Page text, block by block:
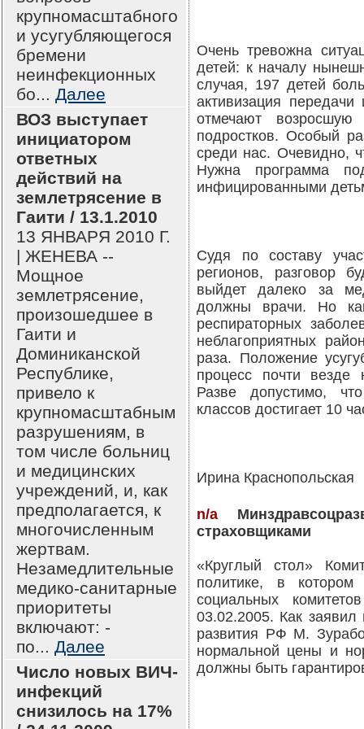
крупномасштабного
и усугубляющегося
бремени
неинфекционных
бо... Далее
ВОЗ выступает
инициатором
ответных
действий на
землетрясение в
Гаити / 13.1.2010
13 ЯНВАРЯ 2010 Г.
| ЖЕНЕВА --
Мощное
землетрясение,
произошедшее в
Гаити и
Доминиканской
Республике,
привело к
крупномасштабным
разрушениям, в
том числе больниц
и медицинских
учреждений, и, как
предполагается, к
многочисленным
жертвам.
Незамедлительные
медико-санитарные
приоритеты
включают: -
по... Далее
Число новых ВИЧ-
инфекций
снизилось на 17%
Очень тревожна
детей: к началу
случая, 197 детей
активизация
отмечают возросшую
подростков. Особый
среди нас. Очевидно,
Нужна программа
инфицированными
Судя по составу
регионов, разговор
выйдет далеко за
должны врачи. Но
респираторных
неблагоприятных
раза. Положение
процесс почти везде
Разве допустимо,
классов достигает 10
Ирина Краснопольская
n/a
страховщиками
«Круглый стол»
политике, в котором
социальных
03.02.2005. Как заявил
развития РФ М.
нормальной цены и
должны быть